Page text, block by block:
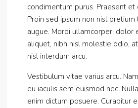
condimentum purus. Praesent et
Proin sed ipsum non nisl
augue. Morbi ullamcorper, dolor
aliquet, nibh nisl molestie odio,
nisl interdum arcu.
Vestibulum vitae varius arcu.
eu iaculis sem euismod nec.
enim dictum posuere. Curabitur